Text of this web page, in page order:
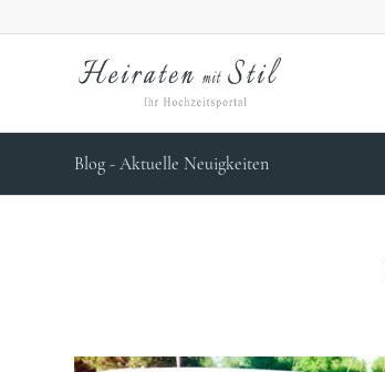
Blog - Aktuelle Neuigkeiten